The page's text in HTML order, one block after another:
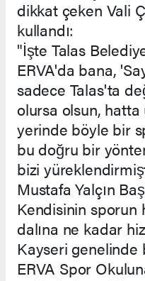
dikkat çeken Vali
kullandı:
"İşte Talas
ERVA'da bana,
sadece Talas'ta
olursa olsun,
yerinde böyle bir
bu doğru bir
bizi
Mustafa Yalçın
Kendisinin sporun
dalına ne kadar
Kayseri genelinde
ERVA Spor